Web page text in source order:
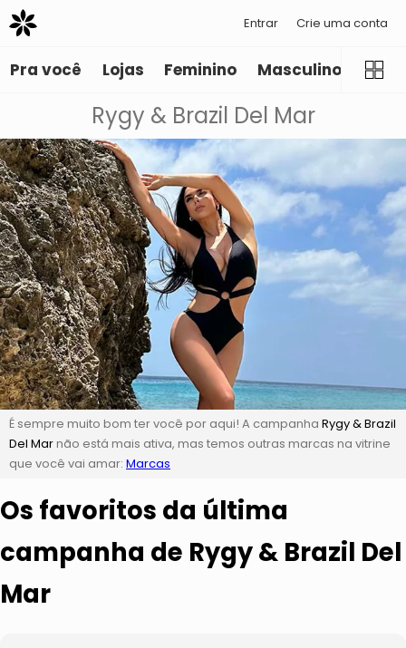
Entrar Crie uma conta
Pra você Lojas Feminino Masculino
Rygy & Brazil Del Mar
É sempre muito bom ter você por aqui! A campanha Rygy & Brazil
Del Marnão está mais ativa, mas temos outras marcas na vitrine
que você vai amar: Marcas
Os favoritos da última
campanha de Rygy & Brazil Del
Mar